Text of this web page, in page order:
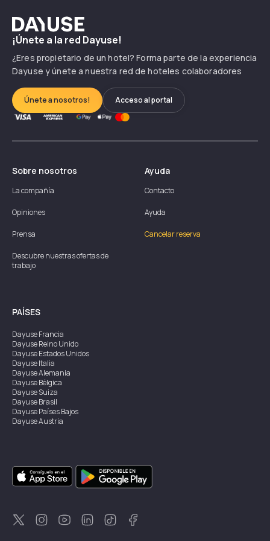
Dayuse
¡Únete a la red Dayuse!
¿Eres propietario de un hotel? Forma parte de la experiencia
Dayuse y únete a nuestra red de hoteles colaboradores
Únete a nosotros! Acceso al portal
Sobre nosotros
La compañía
Opiniones
Prensa
Descubre nuestras ofertas de
trabajo
Ayuda
Contacto
Ayuda
Cancelar reserva
PAÍSES
DayuseFrancia
DayuseReino Unido
DayuseEstados Unidos
DayuseItalia
DayuseAlemania
DayuseBélgica
DayuseSuiza
DayuseBrasil
DayusePaíses Bajos
DayuseAustria
DayuseSingapur
DayuseSuecia
DayuseTailandia
DayuseNueva Zelanda
DayuseTurquía